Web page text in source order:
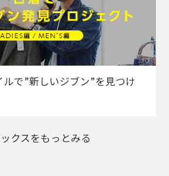
ルで”新しいジブン”を見つけ
クスをもっとみる